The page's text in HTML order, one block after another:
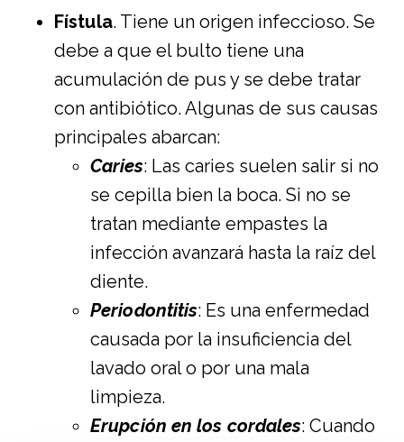
Fístula. Tiene un origen infeccioso. Se
debe a que el bulto tiene una
acumulación de pus y se debe tratar
con antibiótico. Algunas de sus causas
principales abarcan:
Caries: Las caries suelen salir si no
se cepilla bien la boca. Si no se
tratan mediante empastes la
infección avanzará hasta la raíz del
diente.
Periodontitis: Es una enfermedad
causada por la insuficiencia del
lavado oral o por una mala
limpieza.
Erupción en los cordales: Cuando